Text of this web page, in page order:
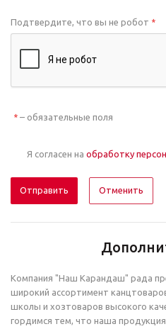
Подтвердите, что вы не робот *
* – обязательные поля
Я согласен на обработку
Отменить
Компания "Наш Карандаш" рада
широкий ассортимент
школы и хозтоваров высокого
гордимся тем, что наша